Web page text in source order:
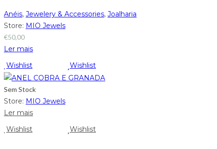
Anéis, Jewelery & Accessories, Joalharia
Store: MIO Jewels
€50,00
Ler mais
Wishlist
Wishlist
Sem Stock
Store: MIO Jewels
Ler mais
Wishlist
Wishlist